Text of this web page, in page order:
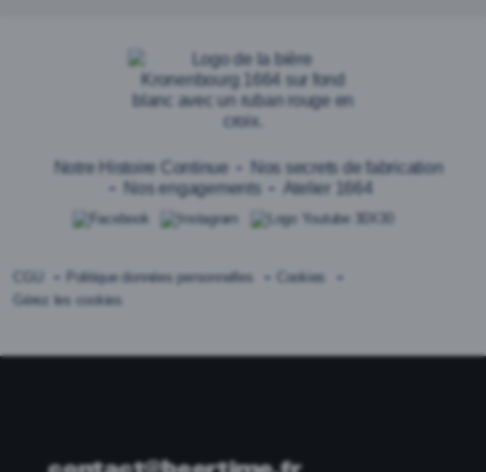
Notre Histoire Continue
Nos secrets de fabrication
Nos engagements
Atelier 1664
Politique données personnelles
Cookies
Gérez les cookies